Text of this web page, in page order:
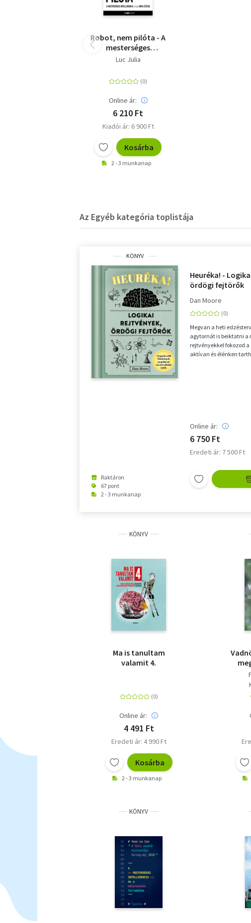
Robot, nem pilóta - A
mesterséges
intelligencia (még)
Luc Julia
Online ár:
6 210 Ft
Kiadói ár: 6 900 Ft
Kosárba
2 - 3 munkanap
Az Egyéb kategória toplistája
KÖNYV
Raktáron
67 pont
2 - 3 munkanap
Heuréka! -
ördögi fejtörők
Dan Moore
Megvan a heti
agytornát is beiktatni a
rejtvényekkel fokozod
aktívan és élénken
Online ár:
6 750 Ft
Eredeti ár: 7 500 Ft
KÖNYV
Ma is tanultam
valamit 4.
Online ár:
4 491 Ft
Eredeti ár: 4 990 Ft
Kosárba
2 - 3 munkanap
KÖNYV